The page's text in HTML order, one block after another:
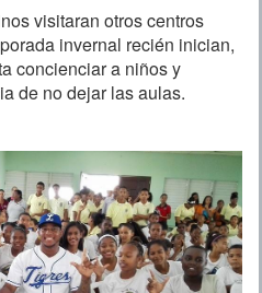
visitaran otros centros
invernal recién inician,
concienciar a niños y
de no dejar las aulas.